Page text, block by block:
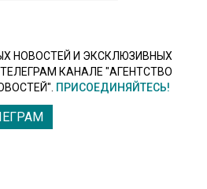
НОВОСТЕЙ И ЭКСКЛЮЗИВНЫХ
КАНАЛЕ "АГЕНТСТВО
ПРИСОЕДИНЯЙТЕСЬ!